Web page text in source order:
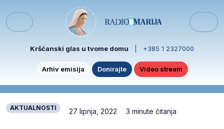
Menu
Kršćanski glas u tvome domu +385 1 2327000
Arhiv emisija Donirajte Video stream
AKTUALNOSTI 27 lipnja, 2022 3 minute čitanja